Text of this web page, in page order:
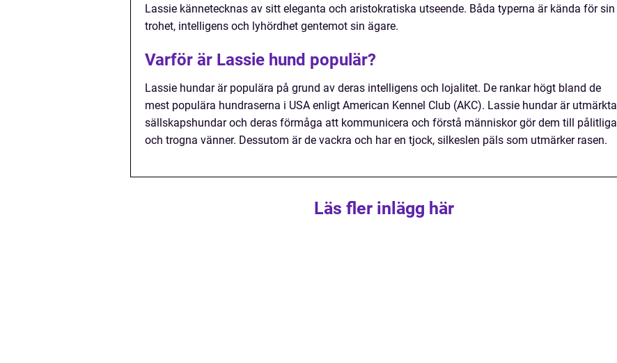
Lassie kännetecknas av sitt eleganta och aristokratiska utseende. Båda typerna är kända för sin
trohet, intelligens och lyhördhet gentemot sin ägare.
Varför är Lassie hund populär?
Lassie hundar är populära på grund av deras intelligens och lojalitet. De rankar högt bland de
mest populära hundraserna i USA enligt American Kennel Club (AKC). Lassie hundar är utmärkta
sällskapshundar och deras förmåga att kommunicera och förstå människor gör dem till pålitliga
och trogna vänner. Dessutom är de vackra och har en tjock, silkeslen päls som utmärker rasen.
Läs fler inlägg här